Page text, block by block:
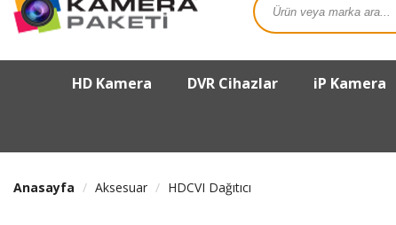
HD Kamera DVR Cihazlar iP Kamera
Anasayfa Aksesuar HDCVI Dağıtıcı